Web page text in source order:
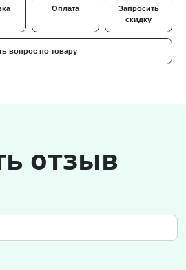
Оплата
Запросить
скидку
вопрос по товару
отзыв